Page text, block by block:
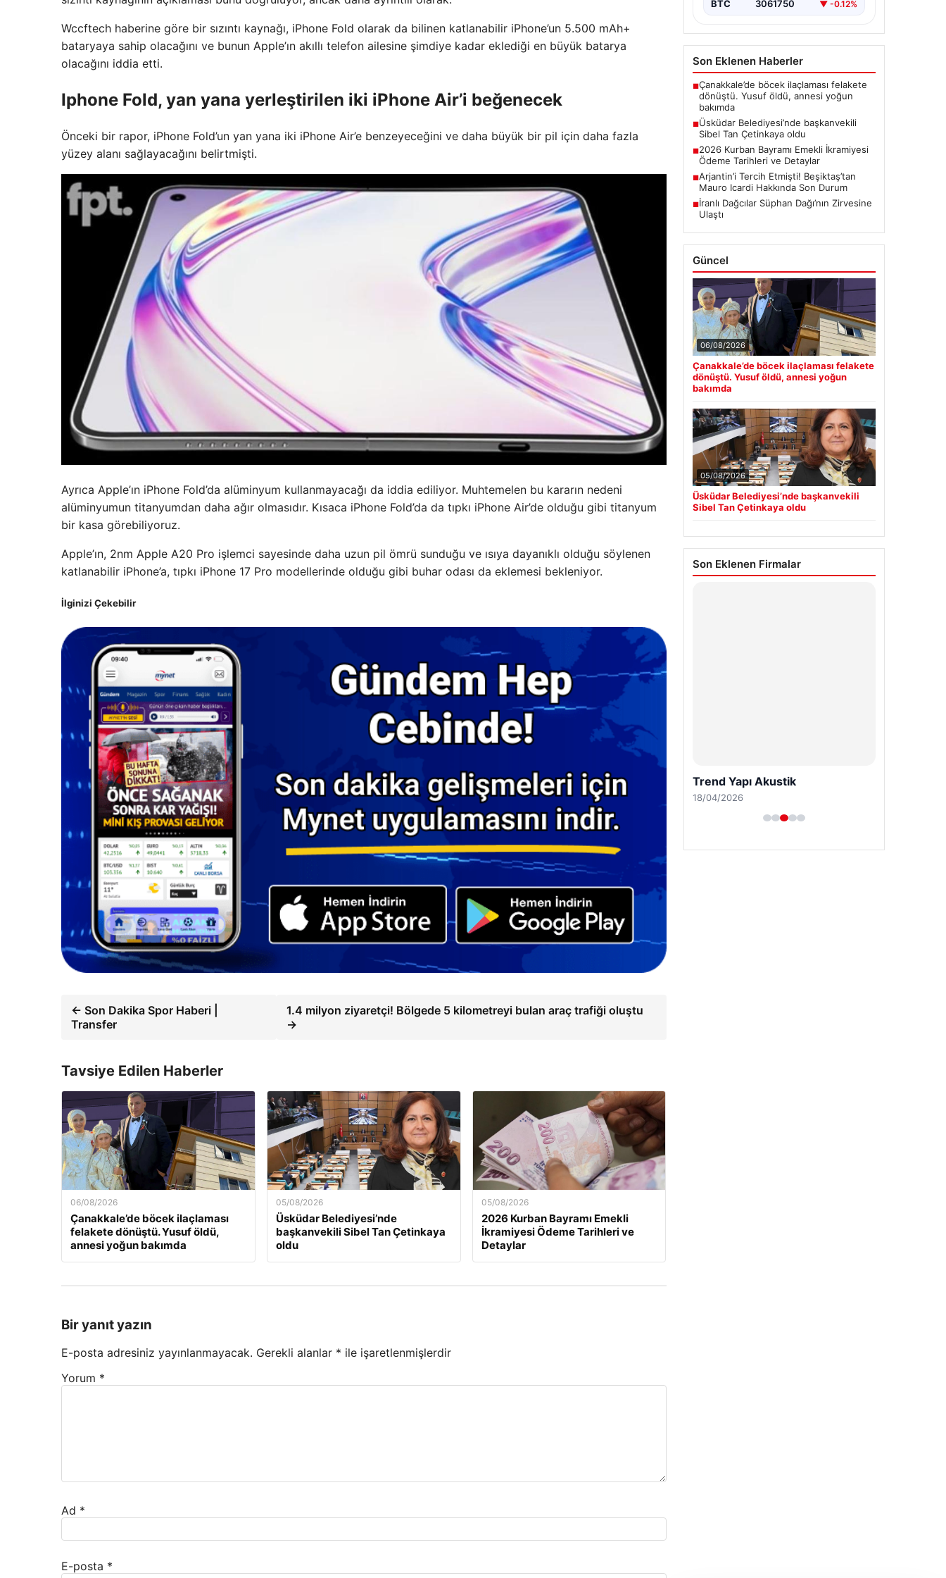
Wccftech haberine göre bir sızıntı kaynağı, iPhone Fold olarak da bilinen katlanabilir iPhone’un 5.500 mAh+
bataryaya sahip olacağını ve bunun Apple’ın akıllı telefon ailesine şimdiye kadar eklediği en büyük batarya
olacağını iddia etti.
Iphone Fold, yan yana yerleştirilen iki iPhone Air’i beğenecek
Önceki bir rapor, iPhone Fold’un yan yana iki iPhone Air’e benzeyeceğini ve daha büyük bir pil için daha fazla
yüzey alanı sağlayacağını belirtmişti.
Ayrıca Apple’ın iPhone Fold’da alüminyum kullanmayacağı da iddia ediliyor. Muhtemelen bu kararın nedeni
alüminyumun titanyumdan daha ağır olmasıdır. Kısaca iPhone Fold’da da tıpkı iPhone Air’de olduğu gibi titanyum
bir kasa görebiliyoruz.
Apple’ın, 2nm Apple A20 Pro işlemci sayesinde daha uzun pil ömrü sunduğu ve ısıya dayanıklı olduğu söylenen
katlanabilir iPhone’a, tıpkı iPhone 17 Pro modellerinde olduğu gibi buhar odası da eklemesi bekleniyor.
İlginizi Çekebilir
← Son Dakika Spor Haberi |
Transfer
1.4 milyon ziyaretçi! Bölgede 5 kilometreyi bulan araç trafiği oluştu
→
Tavsiye Edilen Haberler
06/08/2026
Çanakkale’de böcek ilaçlaması
felakete dönüştü. Yusuf öldü,
annesi yoğun bakımda
05/08/2026
Üsküdar Belediyesi’nde
başkanvekili Sibel Tan Çetinkaya
oldu
05/08/2026
2026 Kurban Bayramı Emekli
İkramiyesi Ödeme Tarihleri ve
Detaylar
Bir yanıt yazın
E-posta adresiniz yayınlanmayacak. Gerekli alanlar * ile işaretlenmişlerdir
Yorum *
Ad *
E-posta *
BTC 3061750 ▼ -0.12%
Son Eklenen Haberler
■Çanakkale’de böcek ilaçlaması felakete
dönüştü. Yusuf öldü, annesi yoğun
bakımda
■Üsküdar Belediyesi’nde başkanvekili
Sibel Tan Çetinkaya oldu
■2026 Kurban Bayramı Emekli İkramiyesi
Ödeme Tarihleri ve Detaylar
■Arjantin’i Tercih Etmişti! Beşiktaş’tan
Mauro Icardi Hakkında Son Durum
■İranlı Dağcılar Süphan Dağı’nın Zirvesine
Ulaştı
Güncel
06/08/2026
Çanakkale’de böcek ilaçlaması felakete
dönüştü. Yusuf öldü, annesi yoğun
bakımda
05/08/2026
Üsküdar Belediyesi’nde başkanvekili
Sibel Tan Çetinkaya oldu
Son Eklenen Firmalar
Trend Yapı Akustik
18/04/2026